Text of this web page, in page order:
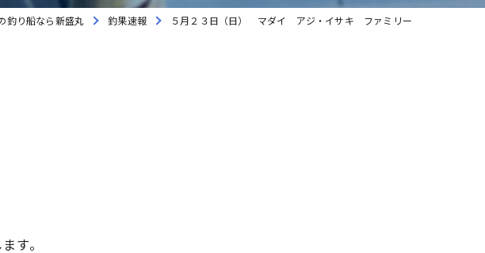
釣り船なら新盛丸 釣果速報 ５月２３日（日） マダイ アジ・イサキ ファミリー
す。